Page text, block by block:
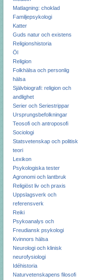
Matlagning: choklad
Familjepsykologi
Katter
Guds natur och existens
Religionshistoria
Öl
Religion
Folkhälsa och personlig
hälsa
Självbiografi: religion och
andlighet
Serier och Seriestrippar
Ursprungsbefolkningar
Teosofi och antroposofi
Sociologi
Statsvetenskap och politisk
teori
Lexikon
Psykologiska tester
Agronomi och lantbruk
Religiöst liv och praxis
Uppslagsverk och
referensverk
Reiki
Psykoanalys och
Freudiansk psykologi
Kvinnors hälsa
Neurologi och klinisk
neurofysiologi
Idéhistoria
Naturvetenskapens filosofi